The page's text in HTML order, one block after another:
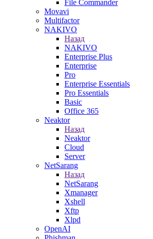
File Commander
Movavi
Multifactor
NAKIVO
Назад
NAKIVO
Enterprise Plus
Enterprise
Pro
Enterprise Essentials
Pro Essentials
Basic
Office 365
Neaktor
Назад
Neaktor
Cloud
Server
NetSarang
Назад
NetSarang
Xmanager
Xshell
Xftp
Xlpd
OpenAI